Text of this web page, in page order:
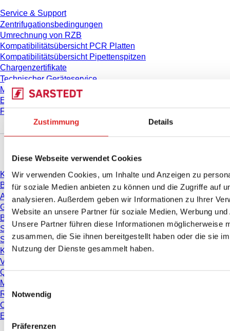
Zustimmung Details
Diese Webseite verwendet Cookies
Wir verwenden Cookies, um Inhalte und Anzeigen zu
für soziale Medien anbieten zu können und die Zugriffe auf
analysieren. Außerdem geben wir Informationen zu Ihrer
Website an unsere Partner für soziale Medien, Werbung
Unsere Partner führen diese Informationen möglicherweise
zusammen, die Sie ihnen bereitgestellt haben oder die sie
Nutzung der Dienste gesammelt haben.
Einwilligungsauswahl
Notwendig
Präferenzen
Service & Support
Zentrifugationsbedingungen
Umrechnung von RZB
Kompatibilitätsübersicht PCR Platten
Kompatibilitätsübersicht Pipettenspitzen
Chargenzertifikate
Technischer Geräteservice
Messen & Kongresse
E-Learning
FAQ
Katalog
Broschüren
Anwenderinformationen
Gebrauchshinweise
Bedienungsanleitungen
Studien
Sicherheitsdatenblätter
Konformitätserklärungen
Videos
Qualitätsmanagement
Materialeigenschaften
Reinheitsgrade
Chemikalienbeständigkeit
Einfrieren von SARSTEDT-Röhren